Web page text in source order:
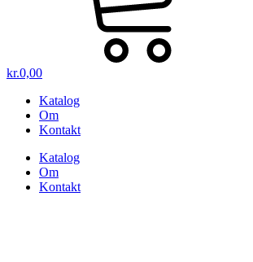
kr.0,00
Katalog
Om
Kontakt
Katalog
Om
Kontakt